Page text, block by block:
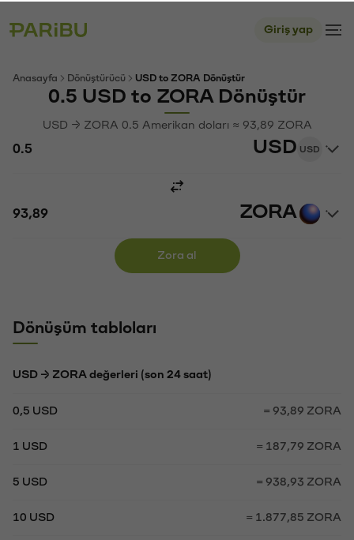
Giriş yap
Anasayfa Dönüştürücü USD to ZORA Dönüştür
0.5 USD to ZORA Dönüştür
USD → ZORA 0.5 Amerikan doları ≈ 93,89 ZORA
USD USD
ZORA
Zora al
Dönüşüm tabloları
USD → ZORA değerleri (son 24 saat)
0,5 USD = 93,89 ZORA
1 USD = 187,79 ZORA
5 USD = 938,93 ZORA
10 USD = 1.877,85 ZORA